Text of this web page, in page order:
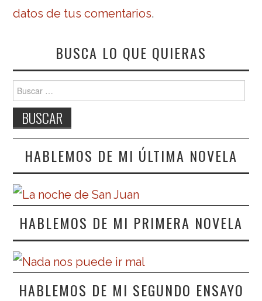
datos de tus comentarios.
BUSCA LO QUE QUIERAS
Buscar:
HABLEMOS DE MI ÚLTIMA NOVELA
HABLEMOS DE MI PRIMERA NOVELA
HABLEMOS DE MI SEGUNDO ENSAYO